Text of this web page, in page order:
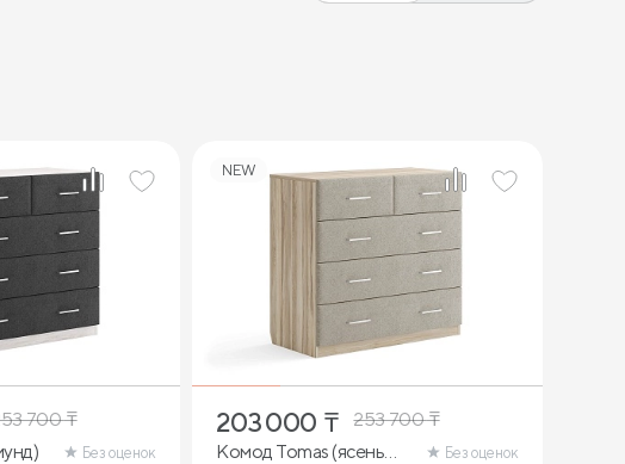
700₸
Без оценок
NEW
203 000 ₸ 253 700₸
Комод Tomas (ясень
Без оценок